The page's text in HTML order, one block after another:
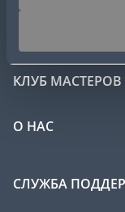
КЛУБ МАСТЕРОВ
О НАС
СЛУЖБА